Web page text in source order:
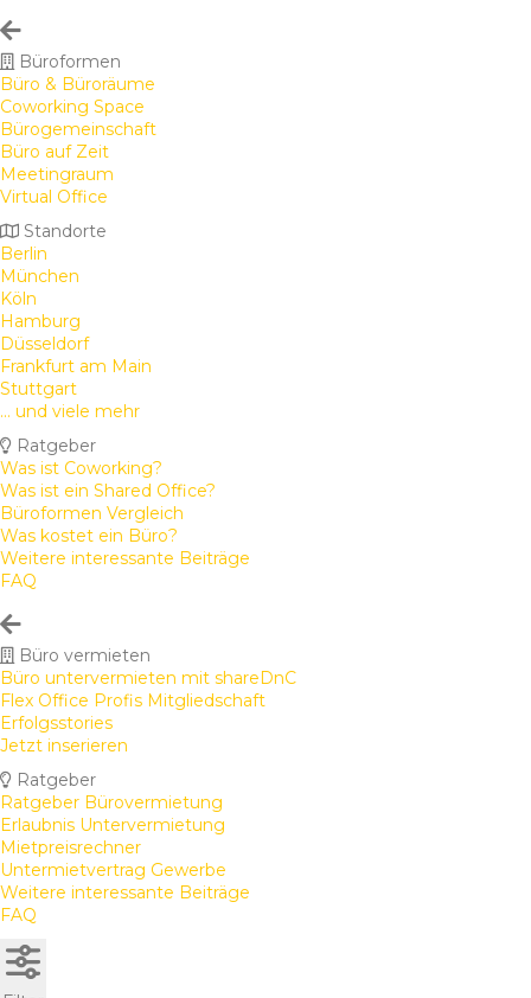
Büroformen
Büro & Büroräume
Coworking Space
Bürogemeinschaft
Büro auf Zeit
Meetingraum
Virtual Office
Standorte
Berlin
München
Köln
Hamburg
Düsseldorf
Frankfurt am Main
Stuttgart
... und viele mehr
Ratgeber
Was ist Coworking?
Was ist ein Shared Office?
Büroformen Vergleich
Was kostet ein Büro?
Weitere interessante Beiträge
FAQ
Büro vermieten
Büro untervermieten mit shareDnC
Flex Office Profis Mitgliedschaft
Erfolgsstories
Jetzt inserieren
Ratgeber
Ratgeber Bürovermietung
Erlaubnis Untervermietung
Mietpreisrechner
Untermietvertrag Gewerbe
Weitere interessante Beiträge
FAQ